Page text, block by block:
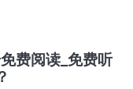
费阅读_免费听